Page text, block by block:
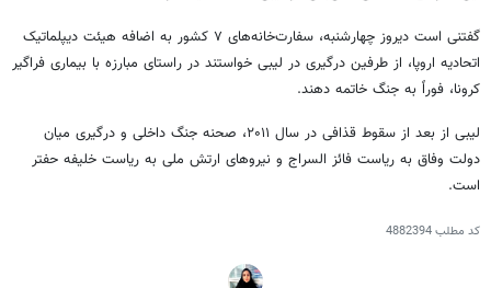
گفتنی است دیروز چهارشنبه، سفارت‌خانه‌های ۷ کشور به اضافه هیئت دیپلماتیک
اتحادیه اروپا، از طرفین درگیری در لیبی خواستند در راستای مبارزه با بیماری فراگیر
کرونا، فوراً به جنگ خاتمه دهند.
لیبی از بعد از سقوط قذافی در سال ۲۰۱۱، صحنه جنگ داخلی و درگیری میان
دولت وفاق به ریاست فائز السراج و نیروهای ارتش ملی به ریاست خلیفه حفتر
است.
کد مطلب4882394